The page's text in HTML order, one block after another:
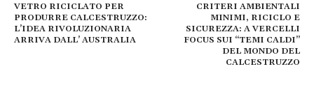
VETRO RICICLATO PER
PRODURRE CALCESTRUZZO:
L’IDEA RIVOLUZIONARIA
ARRIVA DALL’ AUSTRALIA
CRITERI AMBIENTALI
MINIMI, RICICLO E
SICUREZZA: A VERCELLI
FOCUS SUI “TEMI CALDI”
DEL MONDO DEL
CALCESTRUZZO